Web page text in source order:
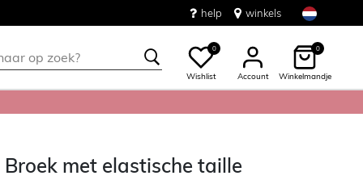
help winkels
0
Wishlist Account
0
Winkelmandje
Broek met elastische taille